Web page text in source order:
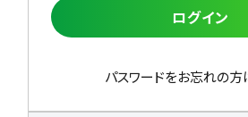
ログイン
パスワードをお忘れの方